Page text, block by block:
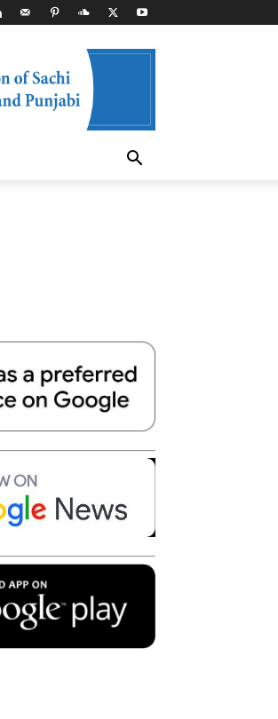
Copy URL